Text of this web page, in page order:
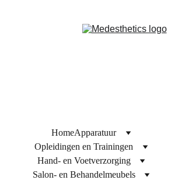
HomeApparatuur
Opleidingen en Trainingen
Hand- en Voetverzorging
Salon- en Behandelmeubels